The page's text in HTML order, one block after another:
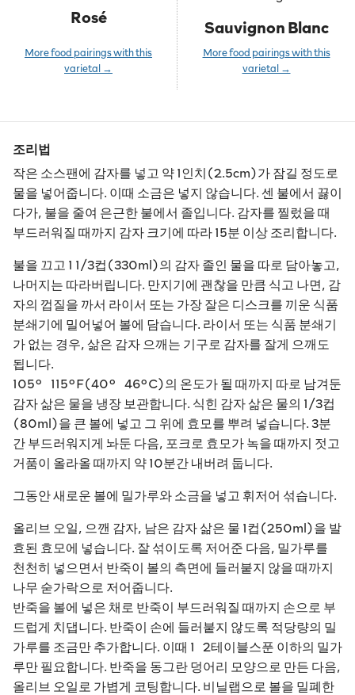
Rosé
More food pairings with this
varietal →
Sauvignon Blanc
More food pairings with this
varietal →
조리법
작은 소스팬에 감자를 넣고 약 1인치(2.5cm)가 잠길 정도로
물을 넣어줍니다. 이때 소금은 넣지 않습니다. 센 불에서 끓이
다가, 불을 줄여 은근한 불에서 졸입니다. 감자를 찔렀을 때
부드러워질 때까지 감자 크기에 따라 15분 이상 조리합니다.
불을 끄고 1 1/3컵(330ml)의 감자 졸인 물을 따로 담아놓고,
나머지는 따라버립니다. 만지기에 괜찮을 만큼 식고 나면, 감
자의 껍질을 까서 라이서 또는 가장 잘은 디스크를 끼운 식품
분쇄기에 밀어넣어 볼에 담습니다. 라이서 또는 식품 분쇄기
가 없는 경우, 삶은 감자 으깨는 기구로 감자를 잘게 으깨도
됩니다.
105°~115°F(40°~46°C)의 온도가 될 때까지 따로 남겨둔
감자 삶은 물을 냉장 보관합니다. 식힌 감자 삶은 물의 1/3컵
(80ml)을 큰 볼에 넣고 그 위에 효모를 뿌려 넣습니다. 3분
간 부드러워지게 놔둔 다음, 포크로 효모가 녹을 때까지 젓고
거품이 올라올 때까지 약 10분간 내버려 둡니다.
그동안 새로운 볼에 밀가루와 소금을 넣고 휘저어 섞습니다.
올리브 오일, 으깬 감자, 남은 감자 삶은 물 1컵(250ml)을 발
효된 효모에 넣습니다. 잘 섞이도록 저어준 다음, 밀가루를
천천히 넣으면서 반죽이 볼의 측면에 들러붙지 않을 때까지
나무 숟가락으로 저어줍니다.
반죽을 볼에 넣은 채로 반죽이 부드러워질 때까지 손으로 부
드럽게 치댑니다. 반죽이 손에 들러붙지 않도록 적당량의 밀
가루를 조금만 추가합니다. 이때 1~2테이블스푼 이하의 밀가
루만 필요합니다. 반죽을 동그란 덩어리 모양으로 만든 다음,
올리브 오일로 가볍게 코팅합니다. 비닐랩으로 볼을 밀폐한